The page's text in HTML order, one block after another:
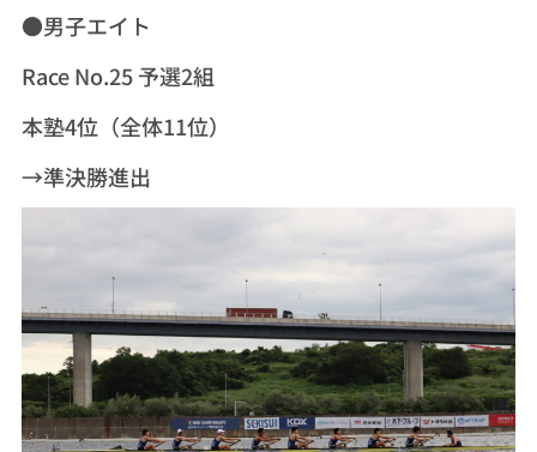
●男子エイト
Race No.25 予選2組
本塾4位（全体11位）
→準決勝進出